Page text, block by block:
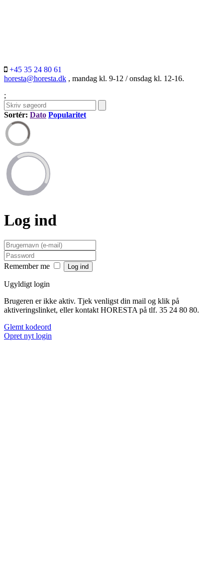
+45 35 24 80 61
horesta@horesta.dk , mandag kl. 9-12 / onsdag kl. 12-16.
;
Sortér: Dato Popularitet
Log ind
Remember me
Ugyldigt login
Brugeren er ikke aktiv. Tjek venligst din mail og klik på
aktiveringslinket, eller kontakt HORESTA på tlf. 35 24 80 80.
Glemt kodeord
Opret nyt login